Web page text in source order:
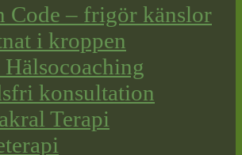
Code – frigör känslor
i kroppen
konsultation
Terapi